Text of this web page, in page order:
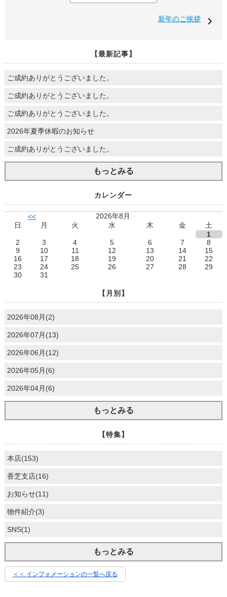
新年のご挨拶
【最新記事】
ご成約ありがとうございました。
ご成約ありがとうございました。
ご成約ありがとうございました。
2026年夏季休暇のお知らせ
ご成約ありがとうございました。
もっとみる
カレンダー
<<
2026年8月
日
月 火 水 木 金
土
1
2
3 4 5 6 7
8
9
10 11 12 13 14
15
16
17 18 19 20 21
22
23
24 25 26 27 28
29
30
31
【月別】
2026年08月(2)
2026年07月(13)
2026年06月(12)
2026年05月(6)
2026年04月(6)
もっとみる
【特集】
本店(153)
香芝支店(16)
お知らせ(11)
物件紹介(3)
SNS(1)
もっとみる
＜＜ インフォメーションの一覧へ戻る